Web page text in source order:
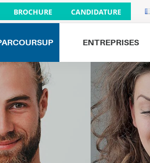
BROCHURE CANDIDATURE
ENTREPRISES
Venez nous
JOURNÉES
26/09 À PARIS 9H -
19/09 À